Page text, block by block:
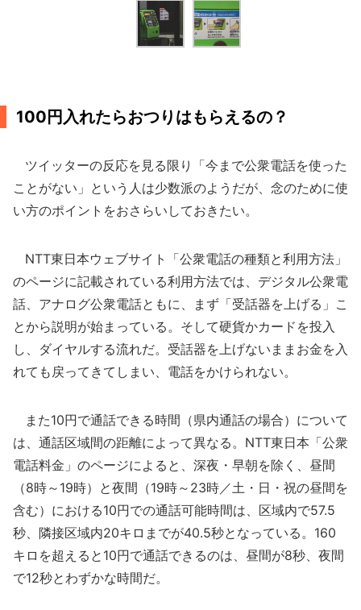
100円入れたらおつりはもらえるの？
ツイッターの反応を見る限り「今まで公衆電話を使った
ことがない」という人は少数派のようだが、念のために使
い方のポイントをおさらいしておきたい。
NTT東日本ウェブサイト「公衆電話の種類と利用方法」
のページに記載されている利用方法では、デジタル公衆電
話、アナログ公衆電話ともに、まず「受話器を上げる」こ
とから説明が始まっている。そして硬貨かカードを投入
し、ダイヤルする流れだ。受話器を上げないままお金を入
れても戻ってきてしまい、電話をかけられない。
また10円で通話できる時間（県内通話の場合）について
は、通話区域間の距離によって異なる。NTT東日本「公衆
電話料金」のページによると、深夜・早朝を除く、昼間
（8時～19時）と夜間（19時～23時／土・日・祝の昼間を
含む）における10円での通話可能時間は、区域内で57.5
秒、隣接区域内20キロまでが40.5秒となっている。160
キロを超えると10円で通話できるのは、昼間が8秒、夜間
で12秒とわずかな時間だ。